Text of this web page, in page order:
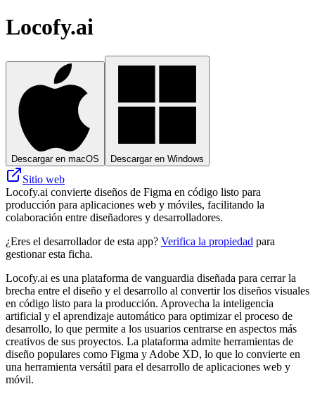
Locofy.ai
Descargar en macOS Descargar en Windows
Sitio web
Locofy.ai convierte diseños de Figma en código listo para
producción para aplicaciones web y móviles, facilitando la
colaboración entre diseñadores y desarrolladores.
¿Eres el desarrollador de esta app? Verifica la propiedad para
gestionar esta ficha.
Locofy.ai es una plataforma de vanguardia diseñada para cerrar la
brecha entre el diseño y el desarrollo al convertir los diseños visuales
en código listo para la producción. Aprovecha la inteligencia
artificial y el aprendizaje automático para optimizar el proceso de
desarrollo, lo que permite a los usuarios centrarse en aspectos más
creativos de sus proyectos. La plataforma admite herramientas de
diseño populares como Figma y Adobe XD, lo que lo convierte en
una herramienta versátil para el desarrollo de aplicaciones web y
móvil.